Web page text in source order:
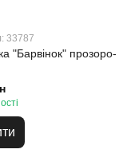
33787
"Барвінок" прозоро-